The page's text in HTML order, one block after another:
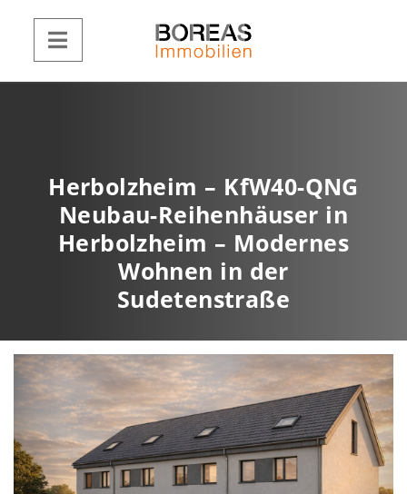
Herbolzheim – KfW40-QNG
Neubau-Reihenhäuser in
Herbolzheim – Modernes
Wohnen in der
Sudetenstraße
Z
u
ü
c
k
W
e
i
t
e
r